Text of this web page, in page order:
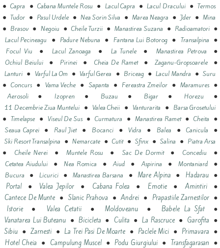
●Capra ● Cabana Muntele Rosu ● Lacul Capra ●Lacul Dracului●Termos
● Tudor ● Pasul Urdele ● Nea Sorin Silva ● Marea Neagra ● Jder ● Mina
● Brasov ● Negoiu ● Cheile Turzii ●Manastirea Suzana ● Radioamatori●
Lacul Pecineagu ● Padure Nebuna ● Fantana Lui Botorog● Transalpina ●
Focul Viu ● Lacul Zanoaga ● La Tunele●Manastirea Petrova ●
Ochiul Beiului ● Pirinei ● Cheia De Ramet● Zaganu-Gropsoarele●
Lanturi ● Varful La Om ●Varful Gerea ● Briceag●Lacul Mandra ●Suru
●Concurs ● Vama Veche ● Sapanta ● Fereastra Zmeilor●Maramures ●
Aerosoli● Izopren● Buzau ● Bigar ●Horezu ●
11 Decembrie Ziua Muntelui ●Valea Cheii ●Vanturarita ● Barsa Grosetului
●Timelapse ● Viseul De Sus●Curmatura ●Manastirea Ramet●Cheita ●
Seaua Caprei● Raul Jiet● Bocanci●Vidra ● Balea ●Canicula ●
Ski Resort Transalpina ● Nemarcate ● Cutit● Sfinx ● Salina ● Piatra Arsa
● Cheile Nerei●Muntele Rosu ● Sac De Dormit●Concediu ●
Cetatea Aiudului●Nea Romica ●Aiud ●Aspirina ●Montaniard ●
Bucura ● Licurici●Manastirea Barsana ●Mare Alpina ● Hadarau●
Portal● Valea Jepilor● Cabana Folea ●Emotie ●Amintiri●
Cantece De Munte ●Slanic Prahova ●Andrei ● Prapastiile Zarnestilor ●
Istorie● Valea Cetatii ●Moldoveanu ● Babele La Sfat ●
Vanatarea Lui Buteanu ● Bicicleta ● Culita ●La Rascruce● Garofita ●
Sibiu ●Zarnesti ●La Trei Pasi De Moarte● Paclele Mici ● Primavara ●
Hotel Cheia ● Campulung Muscel● Podu Giurgiului ● Transfagarasan ●